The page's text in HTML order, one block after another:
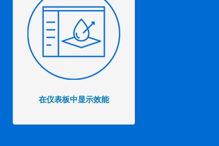
在仪表板中显示效能